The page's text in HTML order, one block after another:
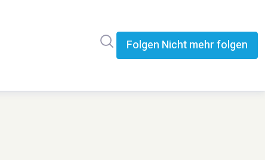
Im Newsroom suchen
Folgen Nicht mehr folgen